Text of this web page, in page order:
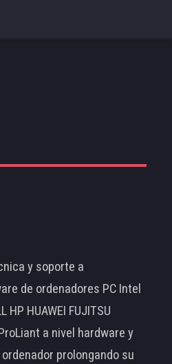
y soporte a
de ordenadores PC Intel
HUAWEI FUJITSU
a nivel hardware y
prolongando su